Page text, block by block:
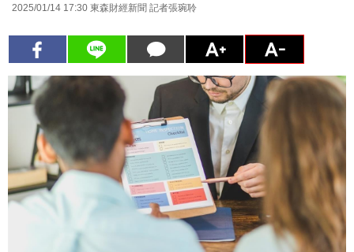
2025/01/14 17:30 東森財經新聞 記者張琬聆